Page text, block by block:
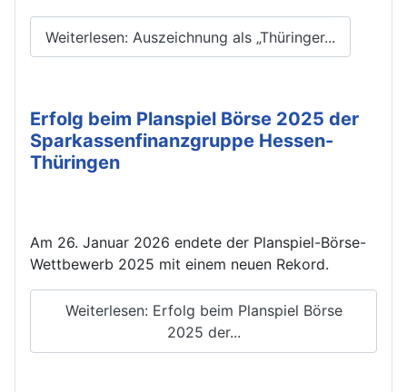
Weiterlesen: Auszeichnung als „Thüringer...
Erfolg beim Planspiel Börse 2025 der
Sparkassenfinanzgruppe Hessen-
Thüringen
Am 26. Januar 2026 endete der Planspiel-Börse-
Wettbewerb 2025 mit einem neuen Rekord.
Weiterlesen: Erfolg beim Planspiel Börse
2025 der...